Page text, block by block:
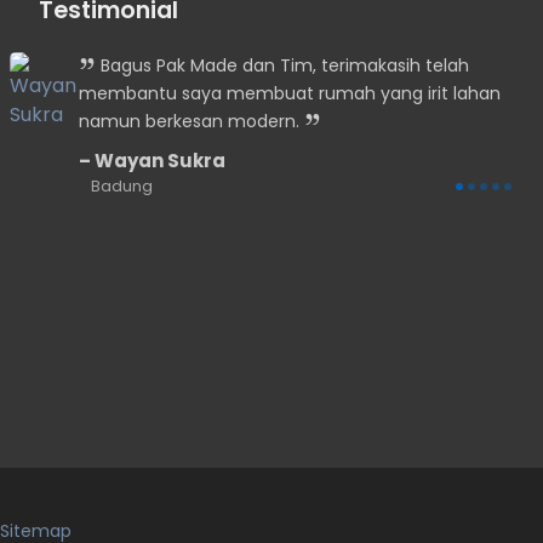
Testimonial
Bagus Pak Made dan Tim, terimakasih telah
membantu saya membuat rumah yang irit lahan
namun berkesan modern.
Wayan Sukra
Badung
Sitemap